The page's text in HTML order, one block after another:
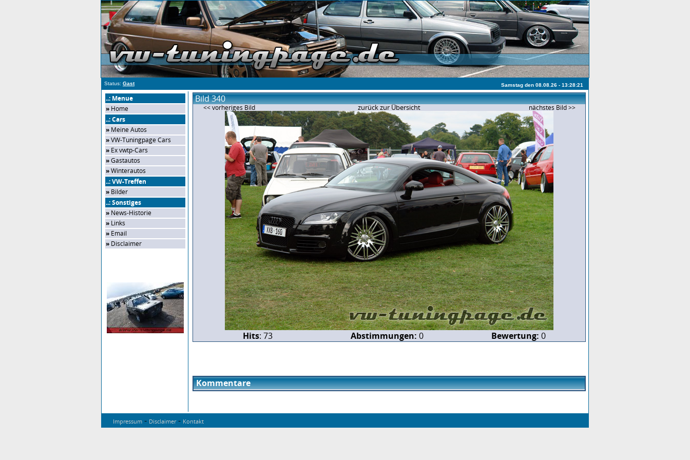
Status: Gast Samstag den 08.08.26 - 13:28:21
..: Menue
» Home
..: Cars
» Meine Autos
»VW-Tuningpage Cars
» Ex vwtp-Cars
»Gastautos
»Winterautos
..: VW-Treffen
» Bilder
..: Sonstiges
» News-Historie
» Links
» Email
» Disclaimer
Bild 340
<< vorheriges Bild zurück zur Übersicht nächstes Bild >>
Hits: 73 Abstimmungen: 0 Bewertung: 0
Kommentare
Impressum - Disclaimer- Kontakt